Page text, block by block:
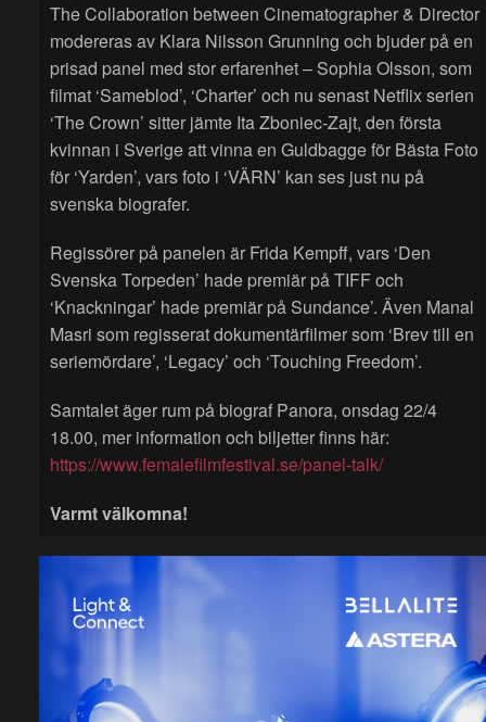
The Collaboration between Cinematographer & Director
modereras av Klara Nilsson Grunning och bjuder på en
prisad panel med stor erfarenhet – Sophia Olsson, som
filmat ‘Sameblod’, ‘Charter’ och nu senast Netflix serien
‘The Crown’ sitter jämte Ita Zboniec-Zajt, den första
kvinnan i Sverige att vinna en Guldbagge för Bästa Foto
för ‘Yarden’, vars foto i ‘VÄRN’ kan ses just nu på
svenska biografer.
Regissörer på panelen är Frida Kempff, vars ‘Den
Svenska Torpeden’ hade premiär på TIFF och
‘Knackningar’ hade premiär på Sundance’. Även Manal
Masri som regisserat dokumentärfilmer som ‘Brev till en
seriemördare’, ‘Legacy’ och ‘Touching Freedom’.
Samtalet äger rum på biograf Panora, onsdag 22/4
18.00, mer information och biljetter finns här:
https://www.femalefilmfestival.se/panel-talk/
Varmt välkomna!